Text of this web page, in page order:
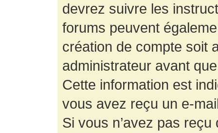
devrez suivre les
forums peuvent
création de compte soit
administrateur avant
Cette information est
vous avez reçu un e-
Si vous n’avez pas